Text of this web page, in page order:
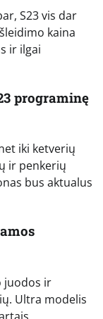
S23 vis dar
kaina
ir ilgai
programinę
iki ketverių
ir penkerių
bus aktualus
juodos ir
Ultra modelis